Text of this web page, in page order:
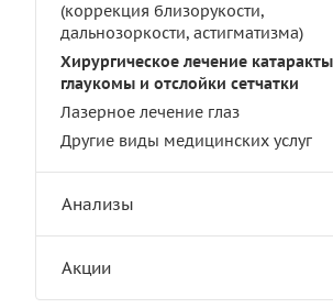
(коррекция близорукости,
дальнозоркости, астигматизма)
Хирургическое лечение
глаукомы и отслойки сетчатки
Лазерное лечение глаз
Другие виды медицинских услуг
Анализы
Акции